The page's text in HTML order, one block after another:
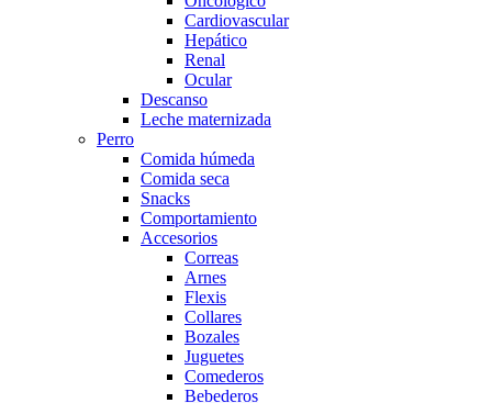
Cardiovascular
Hepático
Renal
Ocular
Descanso
Leche maternizada
Perro
Comida húmeda
Comida seca
Snacks
Comportamiento
Accesorios
Correas
Arnes
Flexis
Collares
Bozales
Juguetes
Comederos
Bebederos